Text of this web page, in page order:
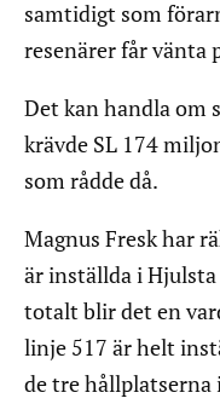
samtidigt som
resenärer får vänta
Det kan handla om
krävde SL 174
som rådde då.
Magnus Fresk har
är inställda i
totalt blir det en
linje 517 är helt
de tre hållplatserna